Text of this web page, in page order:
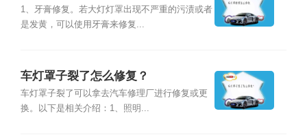
1、牙膏修复。若大灯灯罩出现不严重的污渍或者
是发黄，可以使用牙膏来修复...
车灯罩子裂了怎么修复？
车灯罩子裂了可以拿去汽车修理厂进行修复或更
换。以下是相关介绍：1、照明...